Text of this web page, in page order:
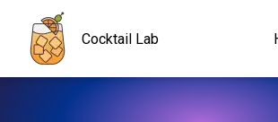
Cocktail Lab
Navigated to Bubbles de Givre : le cocktail